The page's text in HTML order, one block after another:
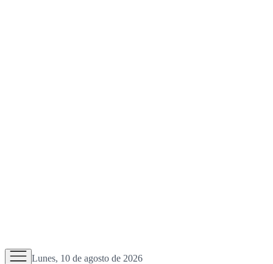
Lunes, 10 de agosto de 2026